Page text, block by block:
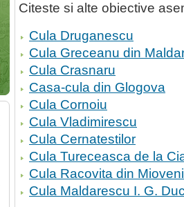
Citeste si alte obiective
Cula Druganescu
Cula Greceanu din
Cula Crasnaru
Casa-cula din Glogova
Cula Cornoiu
Cula Vladimirescu
Cula Cernatestilor
Cula Tureceasca de la
Cula Racovita din Mioveni
Cula Maldarescu I. G.